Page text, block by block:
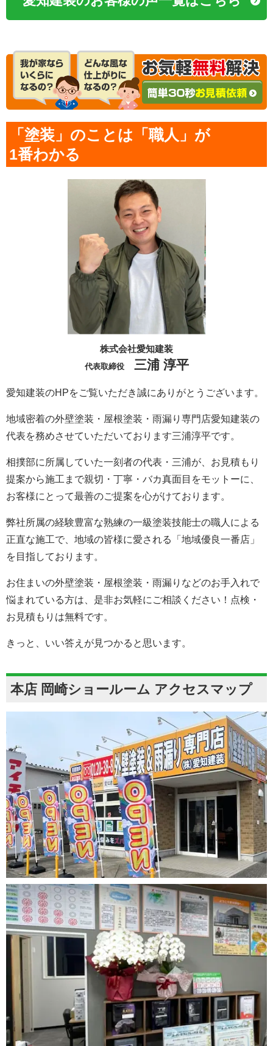
「塗装」のことは「職人」が
1番わかる
株式会社愛知建装
代表取締役 三浦 淳平
愛知建装のHPをご覧いただき誠にありがとうございます。
地域密着の外壁塗装・屋根塗装・雨漏り専門店愛知建装の
代表を務めさせていただいております三浦淳平です。
相撲部に所属していた一刻者の代表・三浦が、お見積もり
提案から施工まで親切・丁寧・バカ真面目をモットーに、
お客様にとって最善のご提案を心がけております。
弊社所属の経験豊富な熟練の一級塗装技能士の職人による
正直な施工で、地域の皆様に愛される「地域優良一番店」
を目指しております。
お住まいの外壁塗装・屋根塗装・雨漏りなどのお手入れで
悩まれている方は、是非お気軽にご相談ください！点検・
お見積もりは無料です。
きっと、いい答えが見つかると思います。
本店 岡崎ショールーム アクセスマップ